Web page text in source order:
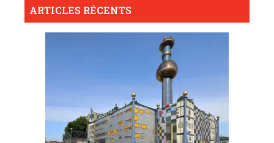
ARTICLES RÉCENTS